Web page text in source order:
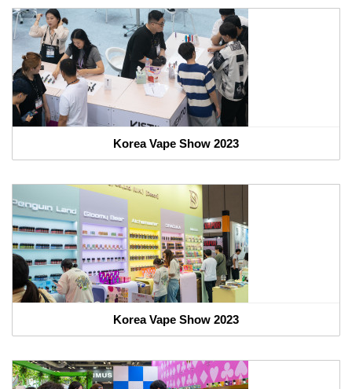
Korea Vape Show 2023
Korea Vape Show 2023